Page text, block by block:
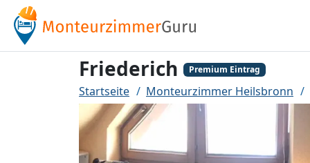
Friederich Premium Eintrag
Startseite Monteurzimmer Heilsbronn